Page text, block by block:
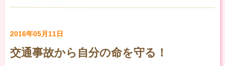
2016年05月11日
交通事故から自分の命を守る！